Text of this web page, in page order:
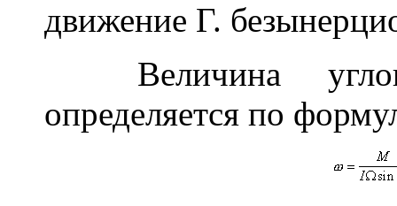
движение Г.
Величина
определяется по